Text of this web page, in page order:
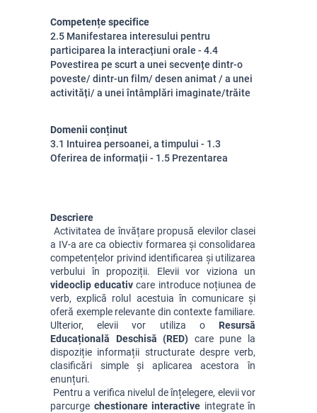
Competențe specifice
2.5 Manifestarea interesului pentru
participarea la interacțiuni orale - 4.4
Povestirea pe scurt a unei secvențe dintr-o
poveste/ dintr-un film/ desen animat / a unei
activități/ a unei întâmplări imaginate/trăite
Domenii conținut
3.1 Intuirea persoanei, a timpului - 1.3
Oferirea de informații - 1.5 Prezentarea
Descriere
a IV-a are ca obiectiv formarea și consolidarea
competențelor privind identificarea și utilizarea
videoclip educativ care introduce noțiunea de
verb, explică rolul acestuia în comunicare și
oferă exemple relevante din contexte familiare.
Ulterior, elevii vor utiliza o Resursă
Educațională Deschisă (RED) care pune la
dispoziție informații structurate despre verb,
clasificări simple și aplicarea acestora în
enunțuri.
parcurge chestionare interactive integrate în